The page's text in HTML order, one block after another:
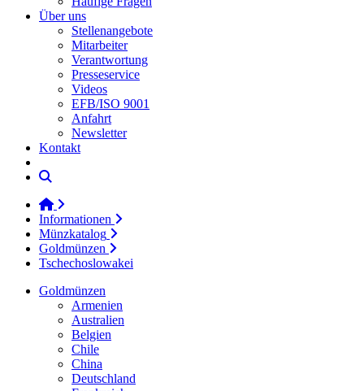
Über uns
Stellenangebote
Mitarbeiter
Verantwortung
Presseservice
Videos
EFB/ISO 9001
Anfahrt
Newsletter
Kontakt
Informationen
Münzkatalog
Goldmünzen
Tschechoslowakei
Goldmünzen
Armenien
Australien
Belgien
Chile
China
Deutschland